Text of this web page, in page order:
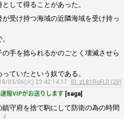
して得ることがあった。
受け持つ海域の近隣海域を受け持っ
手を捻られるかのごとく壊滅させら
ていたという奴である。
03/06(火) 23:42:14.17
ID: zL81RoFL0 (28)
報VIPがお送りします [saga]
守府を捨て駒にして防衛の為の時間